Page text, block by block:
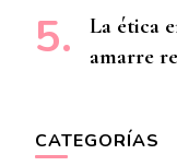
La ética
amarre
CATEGORÍAS